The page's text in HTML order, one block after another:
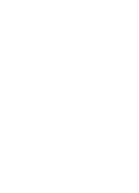
Angka Penyertaan